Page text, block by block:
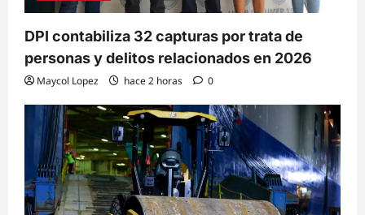
DPI contabiliza 32 capturas por trata de
personas y delitos relacionados en 2026
Maycol Lopez hace 2 horas 0